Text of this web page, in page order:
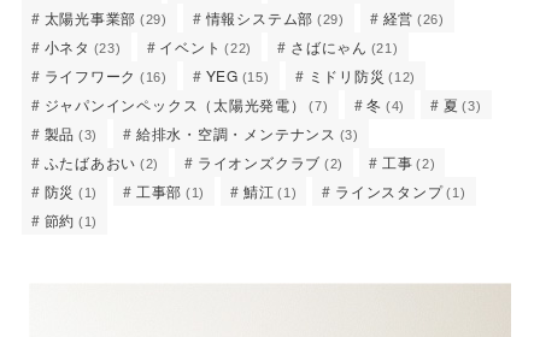
太陽光事業部 (29) 情報システム部 (29) 経営 (26)
小ネタ (23) イベント (22) さばにゃん (21)
ライフワーク (16) YEG (15) ミドリ防災 (12)
ジャパンインペックス（太陽光発電） (7) 冬 (4) 夏 (3)
製品 (3) 給排水・空調・メンテナンス (3)
ふたばあおい (2) ライオンズクラブ (2) 工事 (2)
防災 (1) 工事部 (1) 鯖江 (1) ラインスタンプ (1)
節約 (1)